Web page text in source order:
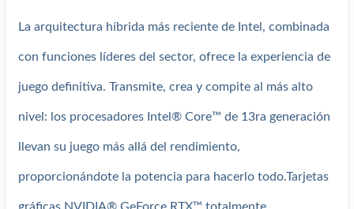
La arquitectura híbrida más reciente de Intel, combinada
con funciones líderes del sector, ofrece la experiencia de
juego definitiva. Transmite, crea y compite al más alto
nivel: los procesadores Intel® Core™ de 13ra generación
llevan su juego más allá del rendimiento,
proporcionándote la potencia para hacerlo todo.Tarjetas